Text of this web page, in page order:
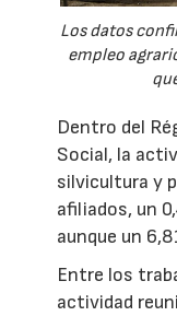
Los datos
empleo
Dentro del
Social, la
silvicultura y
afiliados, un
aunque un
Entre los
actividad